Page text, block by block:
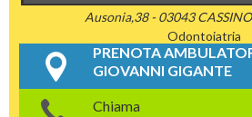
Ausonia,38 - 03043
Odontoiatria
PRENOTA
GIOVANNI GIGANTE
Chiama